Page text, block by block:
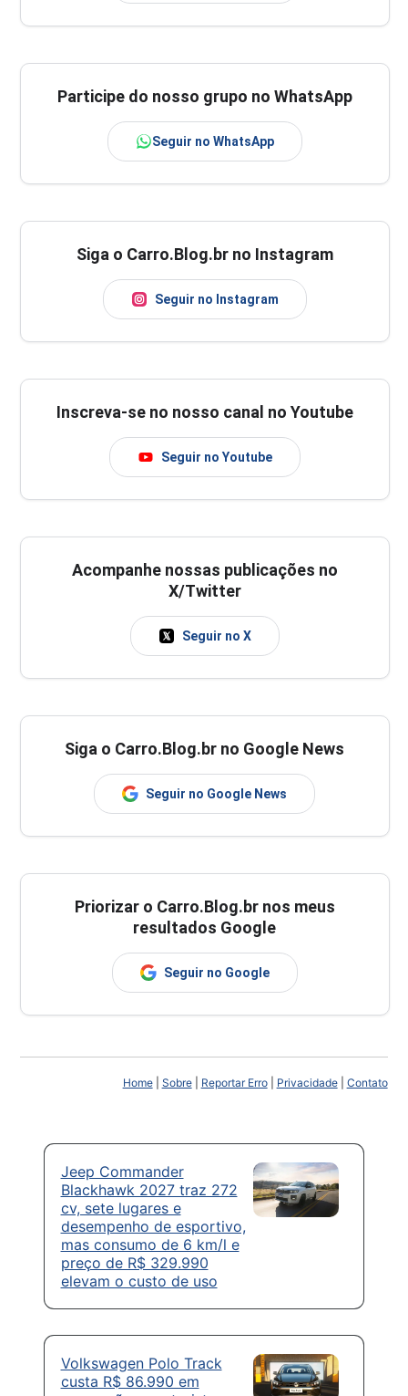
Participe do nosso grupo no WhatsApp
Seguir no WhatsApp
Siga o Carro.Blog.br no Instagram
Seguir no Instagram
Inscreva-se no nosso canal no Youtube
Seguir no Youtube
Acompanhe nossas publicações no
X/Twitter
Seguir no X
Siga o Carro.Blog.br no Google News
Seguir no Google News
Priorizar o Carro.Blog.br nos meus
resultados Google
Seguir no Google
Home| Sobre| Reportar Erro| Privacidade| Contato
Jeep Commander
Blackhawk 2027 traz 272
cv, sete lugares e
desempenho de esportivo,
mas consumo de 6 km/l e
preço de R$ 329.990
elevam o custo de uso
Volkswagen Polo Track
custa R$ 86.990 em